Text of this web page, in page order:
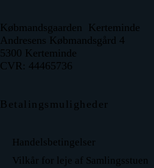
Købmandsgaarden Kerteminde
Andresens Købmandsgård 4
5300 Kerteminde
CVR: 44465736
Betalingsmuligheder
Handelsbetingelser
Vilkår for leje af Samlingsstuen